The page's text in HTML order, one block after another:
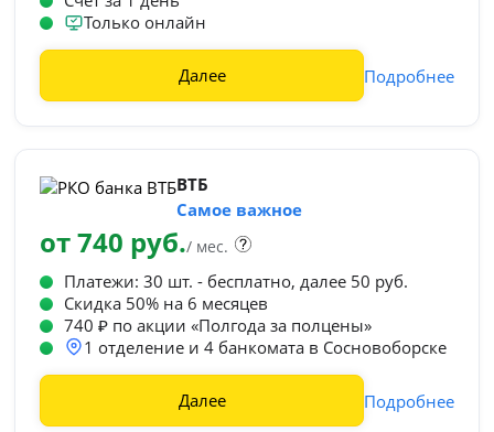
Только онлайн
Далее Подробнее
ВТБ
Самое важное
от 740 руб./ мес.
Платежи: 30 шт. - бесплатно, далее 50 руб.
Cкидка 50% на 6 месяцев
740 ₽ по акции «Полгода за полцены»
1 отделение и 4 банкомата в Сосновоборске
Далее Подробнее